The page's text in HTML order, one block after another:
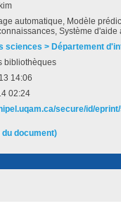
automatique, Modèle
Système d'aide
sciences > Département
bibliothèques
14:06
02:24
secure/id/
document)